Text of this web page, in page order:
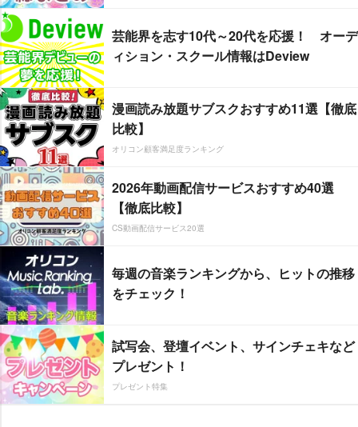
芸能界を志す10代～20代を応援！ オーデ
ィション・スクール情報はDeview
漫画読み放題サブスクおすすめ11選【徹底
比較】
オリコン顧客満足度ランキング
2026年動画配信サービスおすすめ40選
【徹底比較】
CS動画配信サービス20選
毎週の音楽ランキングから、ヒットの推移
をチェック！
試写会、登壇イベント、サインチェキなど
プレゼント！
プレゼント特集